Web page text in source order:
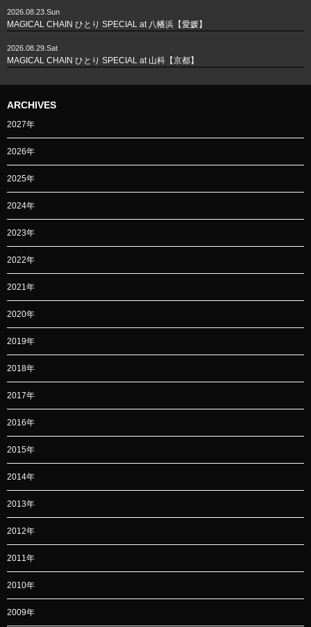
2026.08.23.Sun
MAGICAL CHAIN ひとり SPECIAL at 八幡浜【愛媛】
2026.08.29.Sat
MAGICAL CHAIN ひとり SPECIAL at 山科【京都】
ARCHIVES
2027年
2026年
2025年
2024年
2023年
2022年
2021年
2020年
2019年
2018年
2017年
2016年
2015年
2014年
2013年
2012年
2011年
2010年
2009年